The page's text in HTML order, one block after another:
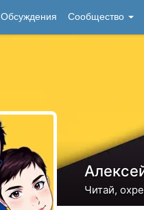
Обсуждения Сообщество
Читай,